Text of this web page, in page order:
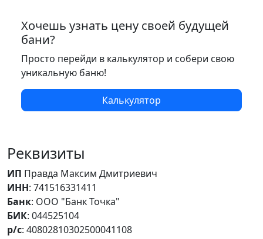
Хочешь узнать цену своей будущей
бани?
Просто перейди в калькулятор и собери свою
уникальную баню!
Калькулятор
Реквизиты
ИП Правда Максим Дмитриевич
ИНН: 741516331411
Банк: ООО "Банк Точка"
БИК: 044525104
р/с: 40802810302500041108